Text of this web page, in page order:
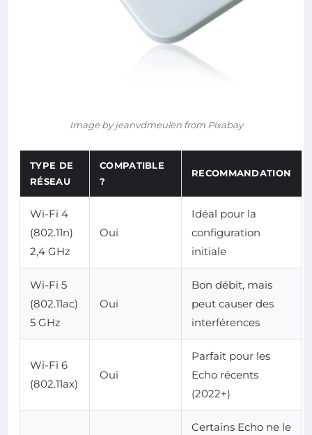
Image by jeanvdmeulen from Pixabay
TYPE DE
RÉSEAU
COMPATIBLE
?
RECOMMANDATION
Wi-Fi 4
(802.11n)
2,4 GHz
Oui
Idéal pour la
configuration
initiale
Wi-Fi 5
(802.11ac)
5 GHz
Oui
Bon débit, mais
peut causer des
interférences
Wi-Fi 6
(802.11ax)
Oui
Parfait pour les
Echo récents
(2022+)
Certains Echo ne le